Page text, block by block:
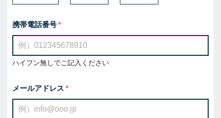
携帯電話番号
ハイフン無しでご記入ください
メールアドレス